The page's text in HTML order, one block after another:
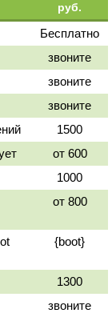
руб.
Бесплатно
звоните
звоните
звоните
1500
от 600
1000
от 800
{boot}
1300
звоните